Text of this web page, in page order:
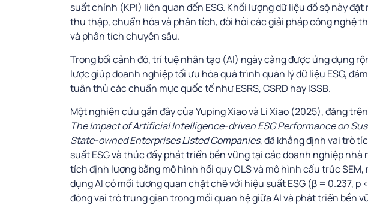
suất chính (KPI) liên quan đến ESG. Khối lượng dữ liệu đồ sộ này
thu thập, chuẩn hóa và phân tích, đòi hỏi các giải pháp công nghệ
và phân tích chuyên sâu.
Trong bối cảnh đó, trí tuệ nhân tạo (AI) ngày càng được ứng dụng
lược giúp doanh nghiệp tối ưu hóa quá trình quản lý dữ liệu ESG,
tuân thủ các chuẩn mực quốc tế như ESRS, CSRD hay ISSB.
Một nghiên cứu gần đây của Yuping Xiao và Li Xiao (2025), đăng trên
The Impact of Artificial Intelligence-driven ESG Performance on
State-owned Enterprises Listed Companies, đã khẳng định vai trò
suất ESG và thúc đẩy phát triển bền vững tại các doanh nghiệp
tích định lượng bằng mô hình hồi quy OLS và mô hình cấu trúc
dụng AI có mối tương quan chặt chẽ với hiệu suất ESG (β = 0.237, p
đóng vai trò trung gian trong mối quan hệ giữa AI và phát triển bền